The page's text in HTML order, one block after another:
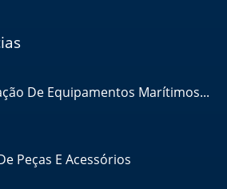
De Equipamentos Marítimos...
Peças E Acessórios